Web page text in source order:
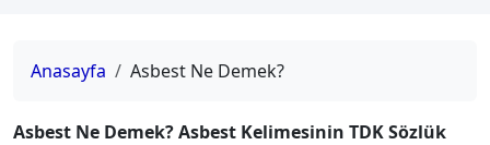
Anasayfa Asbest Ne Demek?
Asbest Ne Demek? Asbest Kelimesinin TDK Sözlük